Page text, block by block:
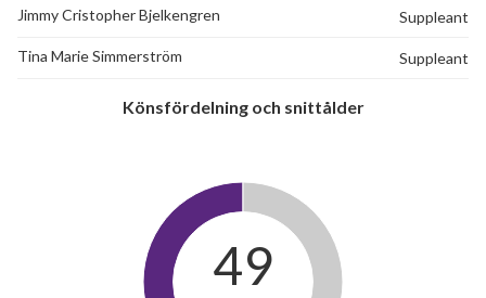
Jimmy Cristopher Bjelkengren Suppleant
Tina Marie Simmerström Suppleant
Könsfördelning och snittålder
49